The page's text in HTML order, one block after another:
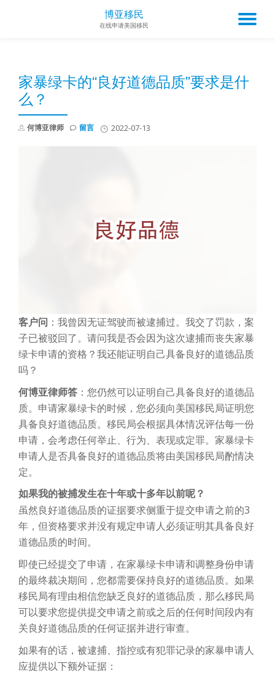
博亚移民
在线申请美国移民
家暴绿卡的“良好道德品质”要求是什
么？
何博亚律师 2022-07-13
留言
客户问 ：我曾因无证驾驶而被逮捕过。我交了罚款，案
子已被驳回了。请问我是否会因为这次逮捕而丧失家暴
绿卡申请的资格？我还能证明自己具备良好的道德品质
吗？
何博亚律师答 ：您仍然可以证明自己具备良好的道德品
质。申请家暴绿卡的时候，您必须向美国移民局证明您
具备良好道德品质。移民局会根据具体情况评估每一份
申请，会考虑任何举止、行为、表现或定罪。家暴绿卡
申请人是否具备良好的道德品质将由美国移民局酌情决
定。
如果我的被捕发生在十年或十多年以前呢？
虽然良好道德品质的证据要求侧重于提交申请之前的3
年，但资格要求并没有规定申请人必须证明其具备良好
道德品质的时间。
即使已经提交了申请，在家暴绿卡申请和调整身份申请
的最终裁决期间，您都需要保持良好的道德品质。如果
移民局有理由相信您缺乏良好的道德品质，那么移民局
可以要求您提供提交申请之前或之后的任何时间段内有
关良好道德品质的任何证据并进行审查。
如果有的话，被逮捕、指控或有犯罪记录的家暴申请人
应提供以下额外证据：